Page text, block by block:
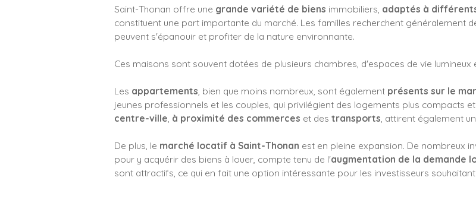
Saint-Thonan offre une grande variété de biens immobiliers, adaptés à
constituent une part importante du marché. Les familles recherchent généralement
peuvent s'épanouir et profiter de la nature environnante.
Ces maisons sont souvent dotées de plusieurs chambres, d'espaces de vie
Les appartements , bien que moins nombreux, sont également présents sur le
jeunes professionnels et les couples, qui privilégient des logements plus compacts
centre-ville à proximité des commerces et des transports , attirent également
De plus, le marché locatif à Saint-Thonan est en pleine expansion. De nombreux
pour y acquérir des biens à louer, compte tenu de l'augmentation de la demande
sont attractifs, ce qui en fait une option intéressante pour les investisseurs